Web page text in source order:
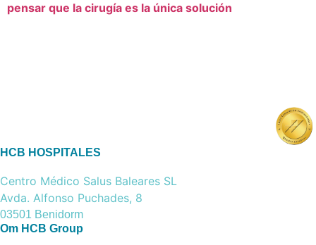
pensar que la cirugía es la única solución
HCB HOSPITALES
Centro Médico Salus Baleares SL
Avda. Alfonso Puchades, 8
03501 Benidorm
Om HCB Group